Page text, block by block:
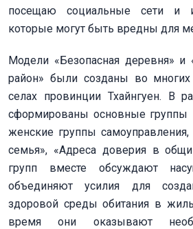
посещаю социальные сети и
которые могут быть вредны для
Модели «Безопасная деревня»
район» были созданы во
селах провинции Тхайнгуен. В
сформированы основные группы
женские группы самоуправления,
семья», «Адреса доверия в
групп вместе обсуждают
объединяют усилия для
здоровой среды обитания в
время они оказывают